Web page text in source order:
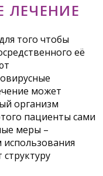
ЛЕЧЕНИЕ
того чтобы
её
может
организм
пациенты сами
меры –